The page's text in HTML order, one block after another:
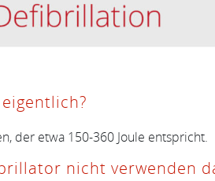
der etwa 150-360 Joule entspricht.
nicht verwenden